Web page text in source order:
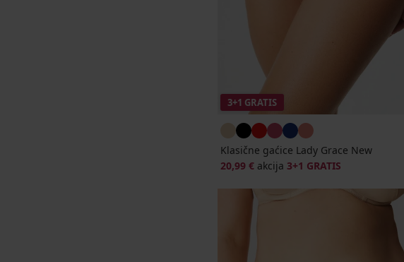
3+1 GRATIS
Klasične gaćice Lady Grace New
20,99 € akcija 3+1 GRATIS